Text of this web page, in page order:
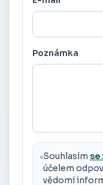
Poznámka
Souhlasím se
účelem
vědomí